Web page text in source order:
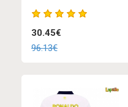
30.45€
96.13€